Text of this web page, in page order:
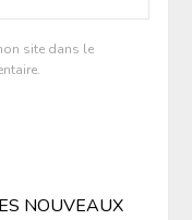
site dans le
NOUVEAUX